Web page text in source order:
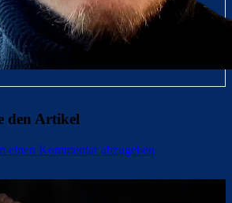
den Artikel
einen Kommentar abzugeben